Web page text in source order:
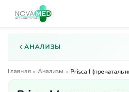
АНАЛИЗЫ
Главная » Анализы » Prisca I